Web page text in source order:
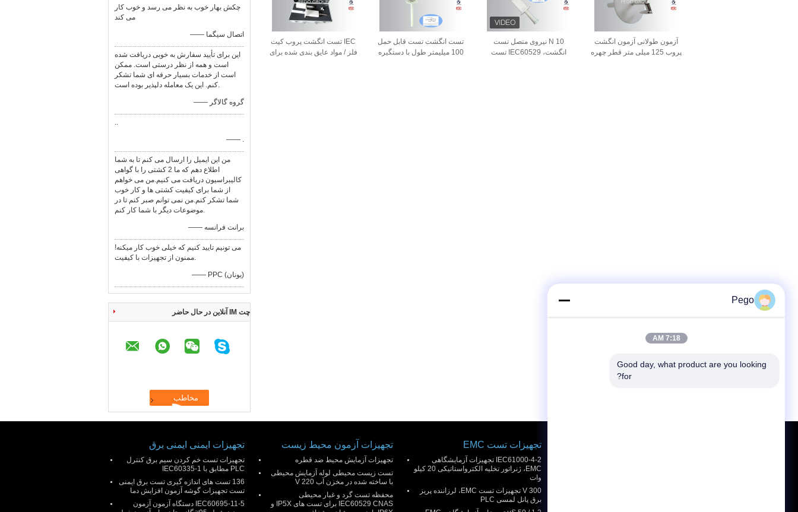
چکش بهار خوب به نظر می رسد و خوب کار
می کند
—— اتصال سیگما
این برای تأیید سفارش به خوبی دریافت شده
است و همه از نظر درستی است. ممکن
است از خدمات بسیار حرفه ای شما تشکر
کنم. این یک معامله دلپذیر بوده است.
—— گروه گالاگر
..
—— .
من این ایمیل را ارسال می کنم تا به شما
اطلاع دهم که ما 2 کشتی را با گواهی
کالیبراسیون دریافت می کنیم.من می خواهم
از شما برای کیفیت کشتی ها و کار خوب
شما تشکر کنم.من نمی توانم صبر کنم تا در
موضوعات دیگر با شما کار کنم.
—— برانت فرانسه
می تونیم تایید کنیم که خیلی خوب کار میکنه!
ممنون از تجهیزات با کیفیت.
—— PPC (یونان)
چت IM آنلاین در حال حاضر
IEC تست انگشت پروب کیت
فلز / مواد عایق بندی شده برای
تست انگشت تست قابل حمل
100 میلیمتر طول با دستگیره
10 N نیروی متصل تست
انگشت، IEC60529 تست
آزمون طولانی آزمون انگشت
پروب 125 میلی متر قطر چهره
تجهیزات ایمنی ایمنی برق
تجهیزات تست خم کردن سیم برق کنترل
PLC مطابق با IEC60335-1
136 تست های اندازه گیری تست برق ایمنی
تست تجهیزات گوشه آزمون افزایش دما
IEC60695-11-5 دستگاه آزمون آزمون
تجهیزات آزمون محیط زیست
تجهیزات آزمایش محیط ضد قطره
تست زیست محیطی لوله آزمایش محیطی
با ساخته شده در مخزن آب 220 V
محفظه تست گرد و غبار محیطی
IEC60529 CNAS برای تست های IP5X و
تجهیزات تست EMC
IEC61000-4-2 تجهیزات آزمایشگاهی
EMC، ژنراتور تخلیه الکترواستاتیکی 20 کیلو
وات
300 V تجهیزات تست EMC، لرزاننده پریز
برق پانل لمسی PLC
Pego
7:18 AM
Good day, what product are you looking
for?